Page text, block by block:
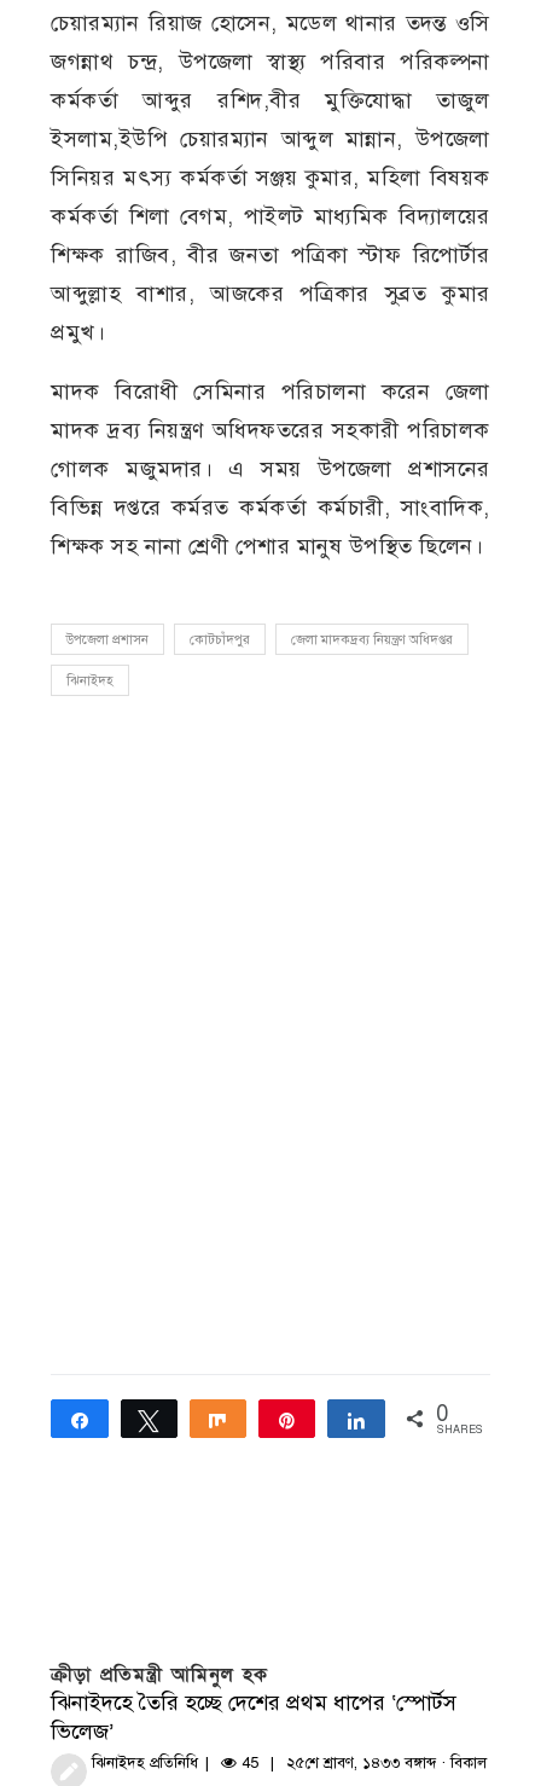
চেয়ারম্যান রিয়াজ হোসেন, মডেল থানার তদন্ত ওসি
জগন্নাথ চন্দ্র, উপজেলা স্বাস্থ্য পরিবার পরিকল্পনা
কর্মকর্তা আব্দুর রশিদ,বীর মুক্তিযোদ্ধা তাজুল
ইসলাম,ইউপি চেয়ারম্যান আব্দুল মান্নান, উপজেলা
সিনিয়র মৎস্য কর্মকর্তা সঞ্জয় কুমার, মহিলা বিষয়ক
কর্মকর্তা শিলা বেগম, পাইলট মাধ্যমিক বিদ্যালয়ের
শিক্ষক রাজিব, বীর জনতা পত্রিকা স্টাফ রিপোর্টার
আব্দুল্লাহ বাশার, আজকের পত্রিকার সুব্রত কুমার
প্রমুখ।
মাদক বিরোধী সেমিনার পরিচালনা করেন জেলা
মাদক দ্রব্য নিয়ন্ত্রণ অধিদফতরের সহকারী পরিচালক
গোলক মজুমদার। এ সময় উপজেলা প্রশাসনের
বিভিন্ন দপ্তরে কর্মরত কর্মকর্তা কর্মচারী, সাংবাদিক,
শিক্ষক সহ নানা শ্রেণী পেশার মানুষ উপস্থিত ছিলেন।
উপজেলা প্রশাসন কোটচাঁদপুর জেলা মাদকদ্রব্য নিয়ন্ত্রণ অধিদপ্তর
ঝিনাইদহ
Share Tweet Share Share 0
SHARES
ক্রীড়া প্রতিমন্ত্রী আমিনুল হক
ঝিনাইদহে তৈরি হচ্ছে দেশের প্রথম ধাপের ‘স্পোর্টস
ভিলেজ’
ঝিনাইদহ প্রতিনিধি 45 ২৫শে শ্রাবণ, ১৪৩৩ বঙ্গাব্দ · বিকাল